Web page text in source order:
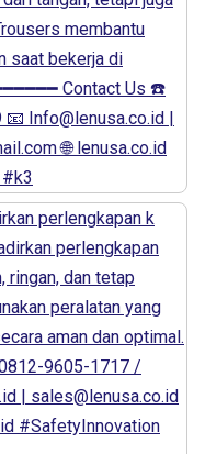
perlengkapan k